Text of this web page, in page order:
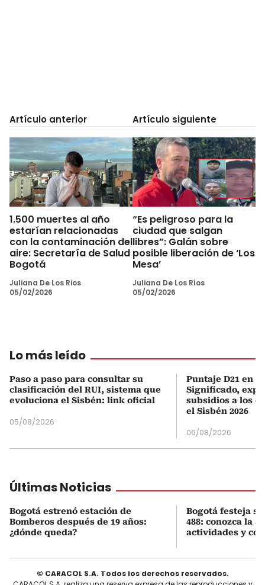
Artículo anterior
1.500 muertes al año
estarían relacionadas
con la contaminación del
aire: Secretaría de Salud
Bogotá
Juliana De Los Rios
05/02/2026
Artículo siguiente
“Es peligroso para la
ciudad que salgan
libres”: Galán sobre
posible liberación de ‘Los
Mesa’
Juliana De Los Ríos
05/02/2026
Lo más leído
Paso a paso para consultar su
clasificación del RUI, sistema que
evoluciona el Sisbén: link oficial
05/08/2026
Puntaje D21 en
Significado,
subsidios a los
el Sisbén 2026
06/08/2026
Últimas Noticias
Bogotá estrenó estación de
Bomberos después de 19 años:
¿dónde queda?
Bogotá festeja
488: conozca la
actividades y
© CARACOL S.A. Todos los derechos reservados.